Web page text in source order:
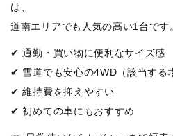
は、
道南エリアでも人気の高い1台です
✔ 通勤・買い物に便利なサイズ感
✔ 雪道でも安心の4WD（該当する
✔ 維持費を抑えやすい
✔ 初めての車にもおすすめ